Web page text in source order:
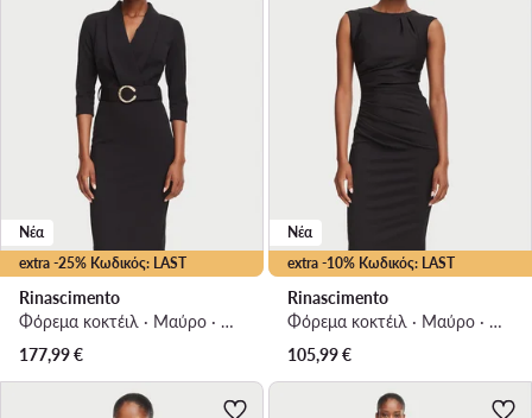
extra -25% Κωδικός: LAST
Νέα
Rinascimento
Φόρεμα κοκτέιλ · Μαύρο · Midi
177,99€
extra -10% Κωδικός: LAST
Νέα
Rinascimento
Φόρεμα κοκτέιλ · Μαύρο · Mini
105,99€